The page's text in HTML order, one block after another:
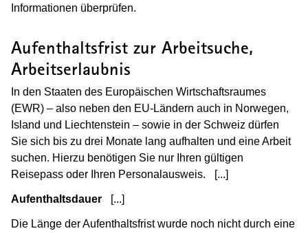
Informationen überprüfen.
Aufenthaltsfrist zur Arbeitsuche,
Arbeitserlaubnis
In den Staaten des Europäischen Wirtschaftsraumes
(EWR) – also neben den EU-Ländern auch in Norwegen,
Island und Liechtenstein – sowie in der Schweiz dürfen
Sie sich bis zu drei Monate lang aufhalten und eine Arbeit
suchen. Hierzu benötigen Sie nur Ihren gültigen
Reisepass oder Ihren Personalausweis.
[...]
Aufenthaltsdauer [...]
Die Länge der Aufenthaltsfrist wurde noch nicht durch eine